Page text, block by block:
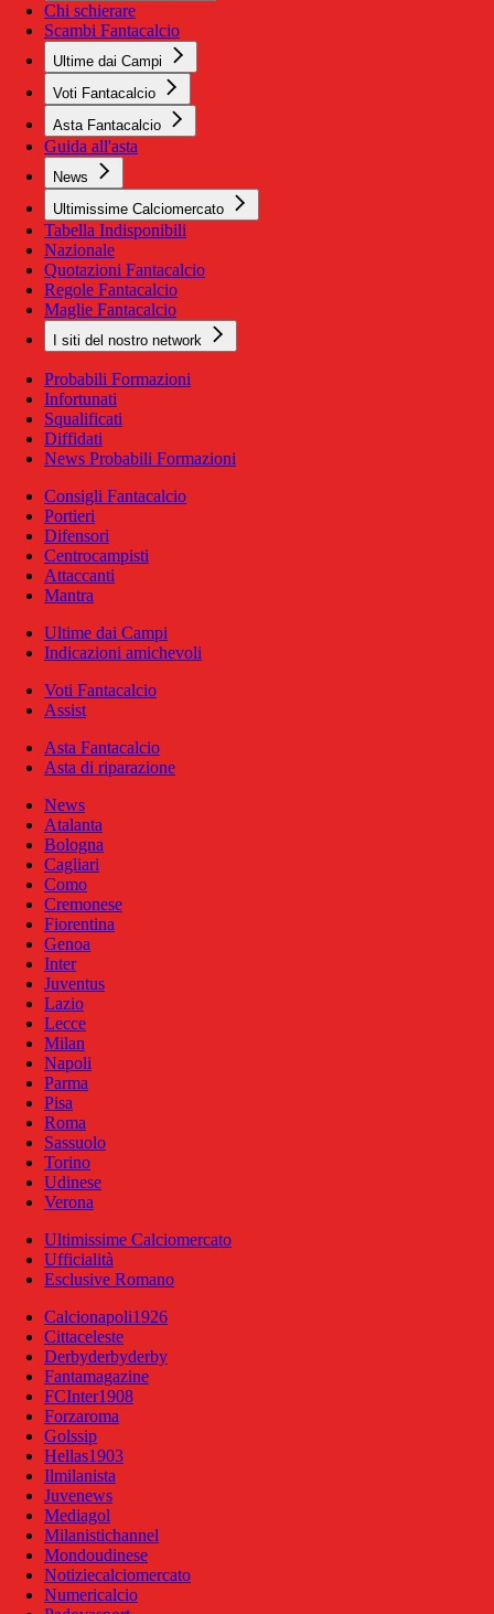
Chi schierare
Scambi Fantacalcio
Ultime dai Campi
Voti Fantacalcio
Asta Fantacalcio
Guida all'asta
News
Ultimissime Calciomercato
Tabella Indisponibili
Nazionale
Quotazioni Fantacalcio
Regole Fantacalcio
Maglie Fantacalcio
I siti del nostro network
Probabili Formazioni
Infortunati
Squalificati
Diffidati
News Probabili Formazioni
Consigli Fantacalcio
Portieri
Difensori
Centrocampisti
Attaccanti
Mantra
Ultime dai Campi
Indicazioni amichevoli
Voti Fantacalcio
Assist
Asta Fantacalcio
Asta di riparazione
News
Atalanta
Bologna
Cagliari
Como
Cremonese
Fiorentina
Genoa
Inter
Juventus
Lazio
Lecce
Milan
Napoli
Parma
Pisa
Roma
Sassuolo
Torino
Udinese
Verona
Ultimissime Calciomercato
Ufficialità
Esclusive Romano
Calcionapoli1926
Cittaceleste
Derbyderbyderby
Fantamagazine
FCInter1908
Forzaroma
Golssip
Hellas1903
Ilmilanista
Juvenews
Mediagol
Milanistichannel
Mondoudinese
Notiziecalciomercato
Numericalcio